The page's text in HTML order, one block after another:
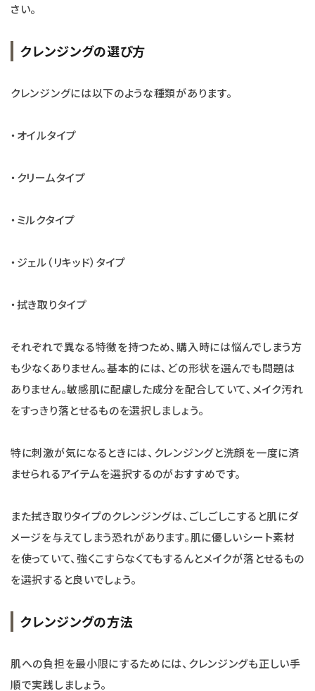
さい。
クレンジングの選び方
クレンジングには以下のような種類があります。
・オイルタイプ
・クリームタイプ
・ミルクタイプ
・ジェル（リキッド）タイプ
・拭き取りタイプ
それぞれで異なる特徴を持つため、購入時には悩んでしまう方
も少なくありません。基本的には、どの形状を選んでも問題は
ありません。敏感肌に配慮した成分を配合していて、メイク汚れ
をすっきり落とせるものを選択しましょう。
特に刺激が気になるときには、クレンジングと洗顔を一度に済
ませられるアイテムを選択するのがおすすめです。
また拭き取りタイプのクレンジングは、ごしごしこすると肌にダ
メージを与えてしまう恐れがあります。肌に優しいシート素材
を使っていて、強くこすらなくてもするんとメイクが落とせるもの
を選択すると良いでしょう。
クレンジングの方法
肌への負担を最小限にするためには、クレンジングも正しい手
順で実践しましょう。